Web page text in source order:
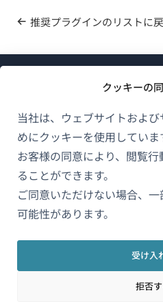
クッキーの
当社は、ウェブサイトおよ
めにクッキーを使用していま
お客様の同意により、閲覧
ることができます。
ご同意いただけない場合、
可能性があります。
受け入
拒否
推奨プラグインのリストに
日本
WPMLに
GDPRおよびプラ
チーム
し
い
ウ
ィ